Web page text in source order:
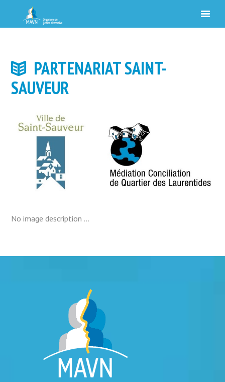
PARTENARIAT SAINT-
SAUVEUR
No image description ...